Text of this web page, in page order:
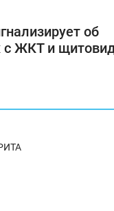
об
с ЖКТ и